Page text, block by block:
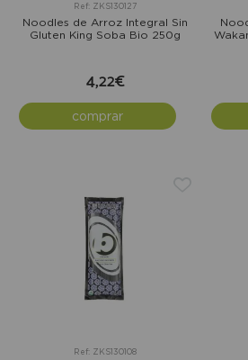
Ref: ZKS130127
Noodles de Arroz Integral Sin
Gluten King Soba Bio 250g
4,22€
comprar
Ref: ZKS130108